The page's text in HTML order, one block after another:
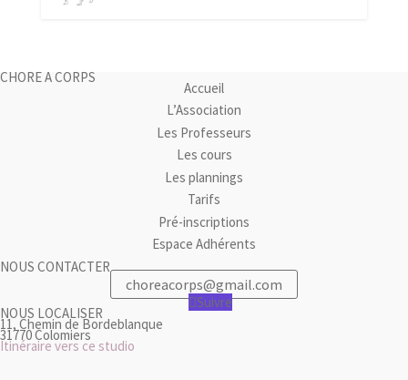
CHORE A CORPS
Accueil
L’Association
Les Professeurs
Les cours
Les plannings
Tarifs
Pré-inscriptions
Espace Adhérents
NOUS CONTACTER
choreacorps@gmail.com
Suivre
NOUS LOCALISER
11, Chemin de Bordeblanque
31770 Colomiers
Itinéraire vers ce studio